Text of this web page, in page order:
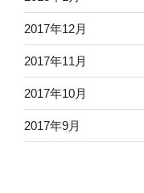
2017年12月
2017年11月
2017年10月
2017年9月